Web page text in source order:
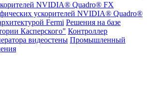
NVIDIA® Quadro® FX
ускорителей NVIDIA® Quadro®
Fermi Решения на базе
Касперского" Контроллер
видеостены Промышленный